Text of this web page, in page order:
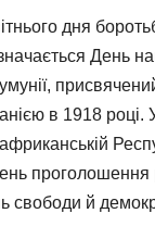
дня
День
в 1918 році.
проголошення
свободи й